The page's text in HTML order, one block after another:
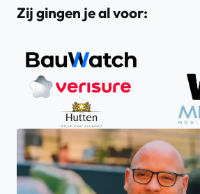
Zij gingen je al voor: